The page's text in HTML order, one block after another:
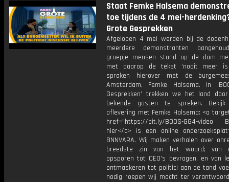
Staat Femke Halsema
toe tijdens de 4 mei-herdenking?
Grote Gesprekken
Afgelopen 4 mei werden bij de
meerdere demonstranten
groepje mensen stond op de dam
met daarop de tekst ‘nooit meer is
spraken hierover met de
Amsterdam, Femke Halsema. In
Gesprekken’ trekken we het land
bekende gasten te spreken.
aflevering met Femke Halsema: <a
href="https://bit.ly/BOOS-GG4-video
hier</a> is een online
BNNVARA. Wij maken verhalen over
breedste zin van het woord; van
opsporen tot CEO’s bevragen, en van
ontmaskeren tot politici aan de tand
nodig roepen wij macht ter